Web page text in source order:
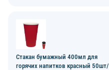
Стакан бумажный 400мл для
горячих напитков красный 50шт/